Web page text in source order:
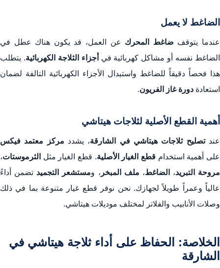
الضاغط لا يعمل
عندما يتوقف ضاغط المحرك عن العمل، قد يكون هناك عطل في
الضاغط نفسه أو مشاكل كهربائية في أجزاء الثلاجة الكهربائية. يتطلب
هذا فحصاً دقيقاً للضاغط واستبدال الأجزاء الكهربائية التالفة لضمان
استعادة دورة غاز الفريون.
أهمية القطع الأصلية لثلاجات هيتاشي
عندتصليح ثلاجات هيتاشي في الشارقة، يشدد مركز معتمد فيكس
على أهمية استخدام قطع الغيار الأصلية. قطع الغيار مثل الثرموستات،
مروحة التبريد، الضاغط، ملف المبخر ، ومستشعر التجميد تضمن أداءً
عالياً وعمراً طويلاً لجهازك. نحن نوفر قطع غيار متنوعة بما في ذلك
وصلات الأنابيب والفلاتر لمختلف موديلات هيتاشي.
الخلاصة: الحفاظ على أداء ثلاجة هيتاشي في
الشارقة